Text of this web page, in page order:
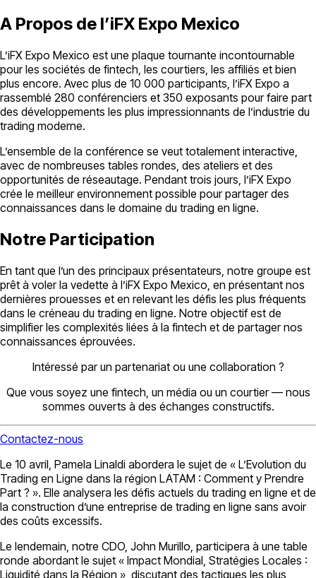
A Propos de l’iFX Expo Mexico
L’iFX Expo Mexico est une plaque tournante incontournable
pour les sociétés de fintech, les courtiers, les affiliés et bien
plus encore. Avec plus de 10 000 participants, l’iFX Expo a
rassemblé 280 conférenciers et 350 exposants pour faire part
des développements les plus impressionnants de l’industrie du
trading moderne.
L’ensemble de la conférence se veut totalement interactive,
avec de nombreuses tables rondes, des ateliers et des
opportunités de réseautage. Pendant trois jours, l’iFX Expo
crée le meilleur environnement possible pour partager des
connaissances dans le domaine du trading en ligne.
Notre Participation
En tant que l’un des principaux présentateurs, notre groupe est
prêt à voler la vedette à l’iFX Expo Mexico, en présentant nos
dernières prouesses et en relevant les défis les plus fréquents
dans le créneau du trading en ligne. Notre objectif est de
simplifier les complexités liées à la fintech et de partager nos
connaissances éprouvées.
Intéressé par un partenariat ou une collaboration ?
Que vous soyez une fintech, un média ou un courtier — nous
sommes ouverts à des échanges constructifs.
Contactez-nous
Le 10 avril, Pamela Linaldi abordera le sujet de « L’Evolution du
Trading en Ligne dans la région LATAM : Comment y Prendre
Part ? ». Elle analysera les défis actuels du trading en ligne et de
la construction d’une entreprise de trading en ligne sans avoir
des coûts excessifs.
Le lendemain, notre CDO, John Murillo, participera à une table
ronde abordant le sujet « Impact Mondial, Stratégies Locales :
Liquidité dans la Région », discutant des tactiques les plus